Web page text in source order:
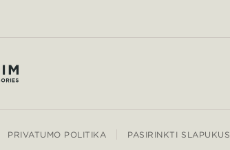
PRIVATUMO POLITIKA PASIRINKTI SLAPUKUS